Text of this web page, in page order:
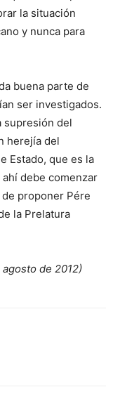
la situación
y nunca para
buena parte de
ser investigados.
supresión del
herejía del
Estado, que es la
debe comenzar
de proponer Pére
la Prelatura
agosto de 2012)